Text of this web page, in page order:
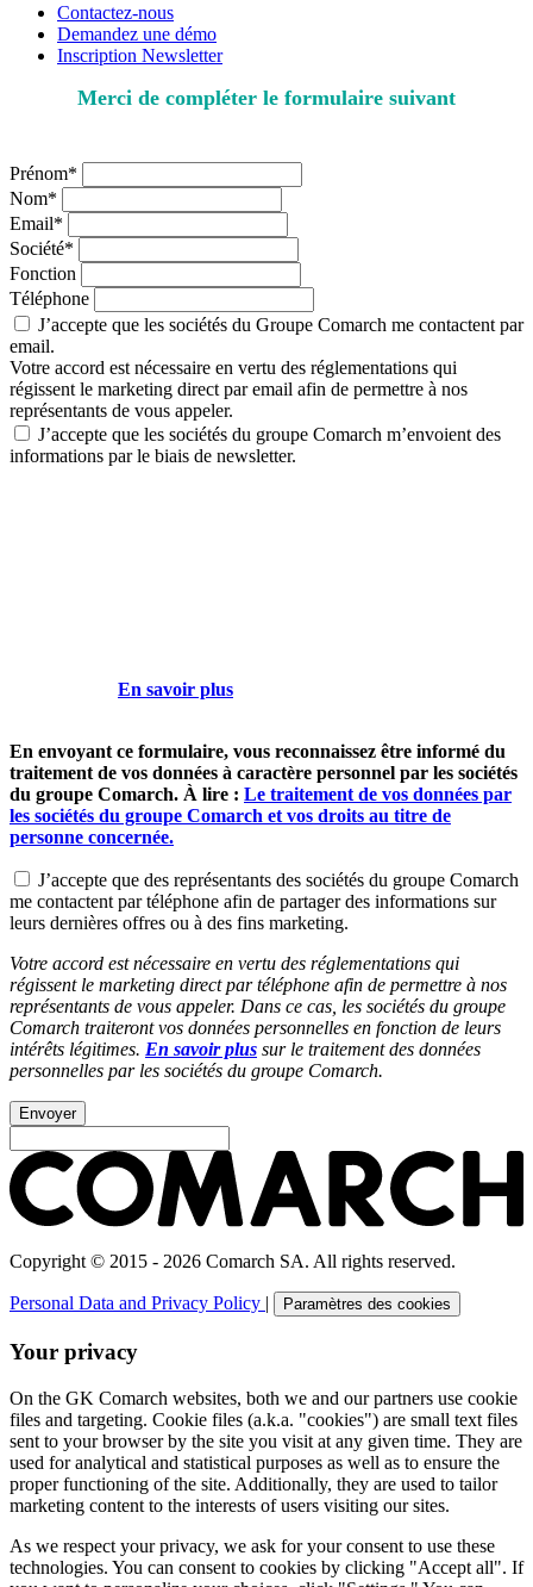
Contactez-nous
Demandez une démo
Inscription Newsletter
Merci de compléter le formulaire suivant
Prénom*
Nom*
Email*
Société*
Fonction
Téléphone
J’accepte que les sociétés du Groupe Comarch me contactent par
email.
Votre accord est nécessaire en vertu des réglementations qui
régissent le marketing direct par email afin de permettre à nos
représentants de vous appeler.
J’accepte que les sociétés du groupe Comarch m’envoient des
informations par le biais de newsletter.
En savoir plus
En envoyant ce formulaire, vous reconnaissez être informé du
traitement de vos données à caractère personnel par les sociétés
du groupe Comarch. À lire : Le traitement de vos données par
les sociétés du groupe Comarch et vos droits au titre de
personne concernée.
J’accepte que des représentants des sociétés du groupe Comarch
me contactent par téléphone afin de partager des informations sur
leurs dernières offres ou à des fins marketing.
Votre accord est nécessaire en vertu des réglementations qui
régissent le marketing direct par téléphone afin de permettre à nos
représentants de vous appeler. Dans ce cas, les sociétés du groupe
Comarch traiteront vos données personnelles en fonction de leurs
intérêts légitimes. En savoir plus sur le traitement des données
personnelles par les sociétés du groupe Comarch.
Envoyer
Copyright © 2015 - 2026 Comarch SA. All rights reserved.
Personal Data and Privacy Policy | Paramètres des cookies
Your privacy
On the GK Comarch websites, both we and our partners use cookie
files and targeting. Cookie files (a.k.a. "cookies") are small text files
sent to your browser by the site you visit at any given time. They are
used for analytical and statistical purposes as well as to ensure the
proper functioning of the site. Additionally, they are used to tailor
marketing content to the interests of users visiting our sites.
As we respect your privacy, we ask for your consent to use these
technologies. You can consent to cookies by clicking "Accept all". If